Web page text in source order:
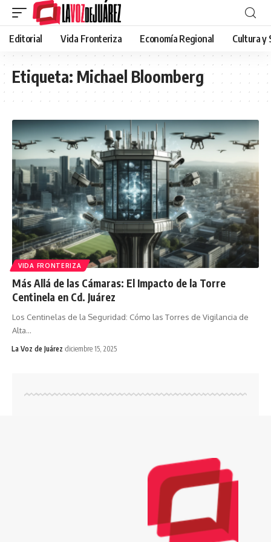
Editorial Vida Fronteriza Economía Regional Cultura y
Etiqueta:Michael Bloomberg
VIDA FRONTERIZA
Más Allá de las Cámaras: El Impacto de la Torre
Centinela en Cd. Juárez
Los Centinelas de la Seguridad: Cómo las Torres de Vigilancia de
Alta…
La Voz de Juárez diciembre 15, 2025